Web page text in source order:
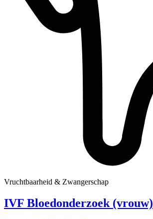
Vruchtbaarheid & Zwangerschap
IVF Bloedonderzoek (vrouw)